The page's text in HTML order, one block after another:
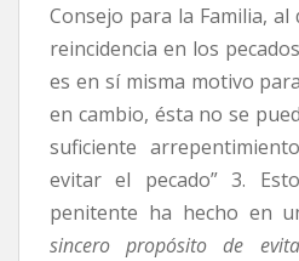
Consejo para la Familia, al
reincidencia en los
es en sí misma motivo
en cambio, ésta no se
suficiente
evitar el pecado” 3.
penitente ha hecho en
sincero propósito de